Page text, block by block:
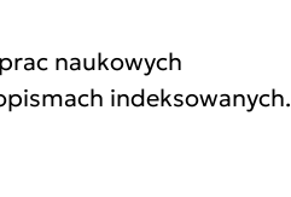
naukowych
indeksowanych.